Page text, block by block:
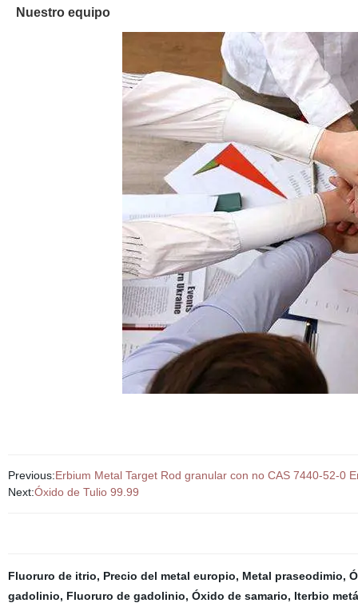
Nuestro equipo
Previous:Erbium Metal Target Rod granular con no CAS 7440-52-0
Next:Óxido de Tulio 99.99
Fluoruro de itrio, Precio del metal europio, Metal praseodimio,
gadolinio, Fluoruro de gadolinio, Óxido de samario, Iterbio